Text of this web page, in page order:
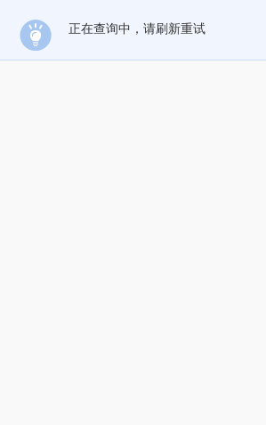
正在查询中，请刷新重试